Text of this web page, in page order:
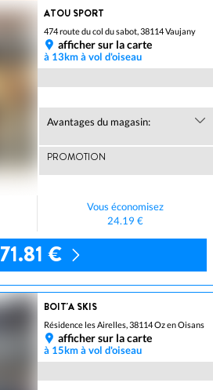
ATOU SPORT
474 route du col du sabot, 38114 Vaujany
afficher sur la carte
à 13km à vol d'oiseau
Avantages du magasin:
PROMOTION
Vous économisez
24.19 €
71.81 €
BOIT'A SKIS
Résidence les Airelles, 38114 Oz en Oisans
afficher sur la carte
à 15km à vol d'oiseau